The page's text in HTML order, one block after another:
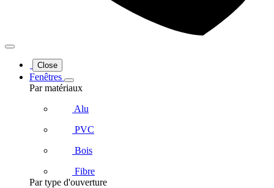
Close
Fenêtres
Par matériaux
Alu
PVC
Bois
Fibre
Par type d'ouverture